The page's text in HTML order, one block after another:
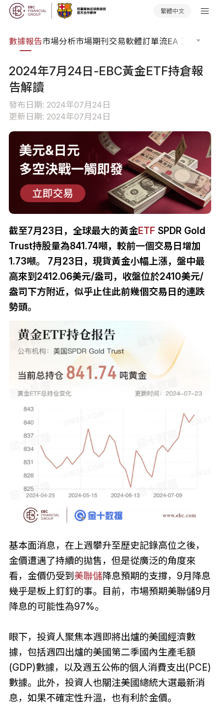
繁體中文
數據報告市場分析市場期刊交易軟體訂單流EA 工具庫
2024年7月24日-EBC黃金ETF持倉報
告解讀
發布日期: 2024年07月24日
更新日期: 2024年07月24日
截至7月23日，全球最大的黃金ETF SPDR Gold
Trust持股量為841.74噸，較前一個交易日增加
1.73噸。 7月23日，現貨黃金小幅上漲，盤中最
高來到2412.06美元/盎司，收盤位於2410美元/
盎司下方附近，似乎止住此前幾個交易日的連跌
勢頭。
基本面消息，在上週攀升至歷史記錄高位之後，
金價遭遇了持續的拋售，但是從廣泛的角度來
看，金價仍受到 美聯儲降息預期的支撐，9月降息
幾乎是板上釘釘的事。目前，市場預期美聯儲9月
降息的可能性為97%。
眼下，投資人聚焦本週即將出爐的美國經濟數
據，包括週四出爐的美國第二季國內生產毛額
(GDP)數據，以及週五公佈的個人消費支出(PCE)
數據。此外，投資人也關注美國總統大選最新消
息，如果不確定性升溫，也有利於金價。